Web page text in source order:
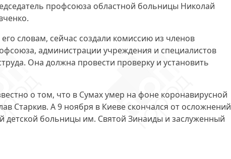
профсоюза областной больницы Николай
словам, сейчас создали комиссию из членов
администрации учреждения и специалистов
Она должна провести проверку и установить
о том, что в Сумах умер на фоне коронавирусной
Старкив. А 9 ноября в Киеве скончался от осложнений
детской больницы им. Святой Зинаиды и заслуженный